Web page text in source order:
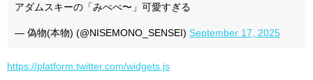
アダムスキーの「みぺぺ〜」可愛すぎる
— 偽物(本物) (@NISEMONO_SENSEI) September 17, 2025
https://platform.twitter.com/widgets.js